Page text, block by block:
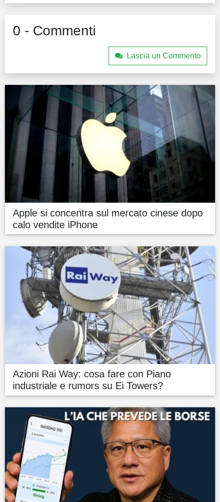
0 - Commenti
Lascia un Commento
Apple si concentra sul mercato cinese dopo
calo vendite iPhone
Azioni Rai Way: cosa fare con Piano
industriale e rumors su Ei Towers?